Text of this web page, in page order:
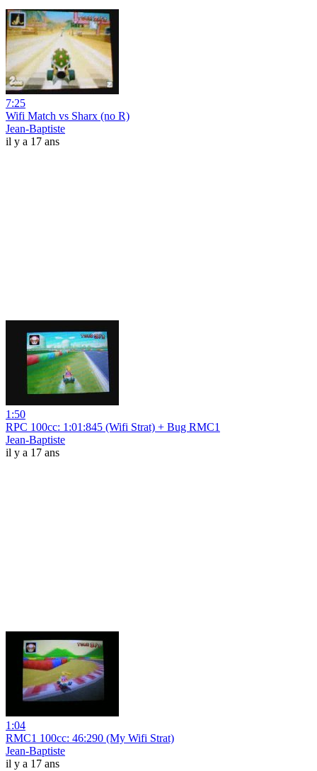
7:25
Wifi Match vs Sharx (no R)
Jean-Baptiste
il y a 17 ans
1:50
RPC 100cc: 1:01:845 (Wifi Strat) + Bug RMC1
Jean-Baptiste
il y a 17 ans
1:04
RMC1 100cc: 46:290 (My Wifi Strat)
Jean-Baptiste
il y a 17 ans